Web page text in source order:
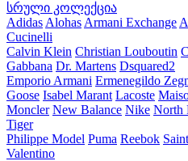
სრული კოლექცია
Adidas Alohas Armani Exchange
Cucinelli
Calvin Klein Christian Louboutin
Gabbana Dr. Martens Dsquared2
Emporio Armani Ermenegildo
Goose Isabel Marant Lacoste
Moncler New Balance Nike North
Tiger
Philippe Model Puma Reebok
Valentino